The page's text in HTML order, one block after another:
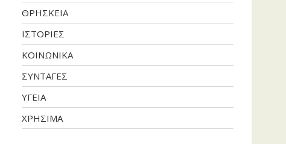
ΘΡΗΣΚΕΙΑ
ΙΣΤΟΡΙΕΣ
ΚΟΙΝΩΝΙΚΑ
ΣΥΝΤΑΓΕΣ
ΥΓΕΙΑ
ΧΡΗΣΙΜΑ